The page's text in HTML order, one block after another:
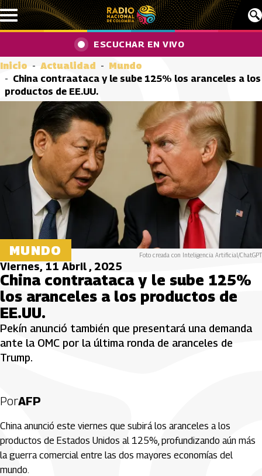
Pasar al contenido principal
ESCUCHAR EN VIVO
Inicio Actualidad
Mundo
China contraataca y le sube 125% los aranceles a los
productos de EE.UU.
MUNDO Foto creada con Inteligencia Artificial/ChatGPT
Viernes, 11 Abril , 2025
China contraataca y le sube 125%
los aranceles a los productos de
EE.UU.
Pekín anunció también que presentará una demanda
ante la OMC por la última ronda de aranceles de
Trump.
PorAFP
China anunció este viernes que subirá los aranceles a los
productos de Estados Unidos al 125%, profundizando aún más
la guerra comercial entre las dos mayores economías del
mundo.